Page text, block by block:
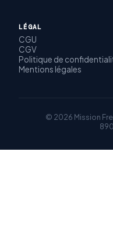
LÉGAL
CGU
CGV
Politique de
Mentions légales
© 2026 Mission